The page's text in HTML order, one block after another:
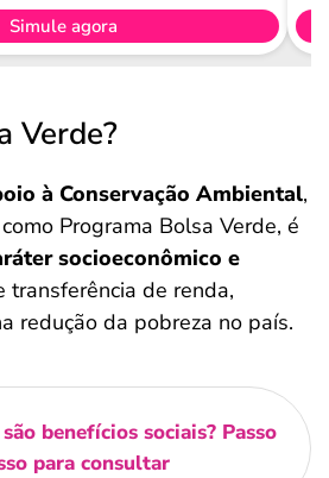
Simule agora
Verde?
à Conservação Ambiental,
Programa Bolsa Verde, é
socioeconômico e
transferência de renda,
redução da pobreza no país.
benefícios sociais? Passo
para consultar